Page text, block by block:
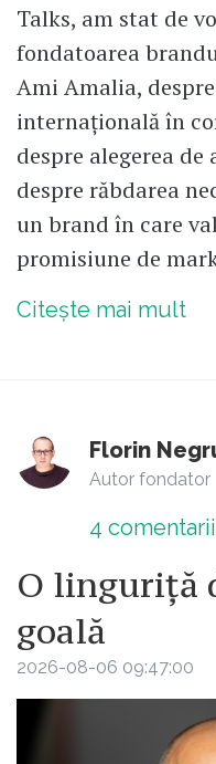
Talks, am stat de
fondatoarea
Ami Amalia,
internațională în
despre alegerea
despre răbdarea
un brand în care
promisiune de
Citește mai mult
Florin
Autor fondator
4 comentarii
O linguriță
goală
2026-08-06 09:47:00